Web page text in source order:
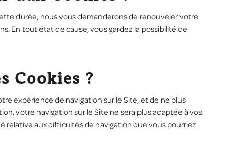
durée, nous vous demanderons de renouveler votre
En tout état de cause, vous gardez la possibilité de
Cookies ?
expérience de navigation sur le Site, et de ne plus
votre navigation sur le Site ne sera plus adaptée à vos
relative aux difficultés de navigation que vous pourriez